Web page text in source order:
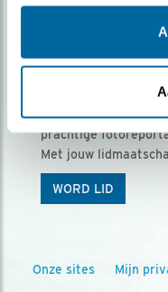
Ontvang 5 x
Vogels is het
prachtige
Met jouw
WORD LID
Onze sites Mijn